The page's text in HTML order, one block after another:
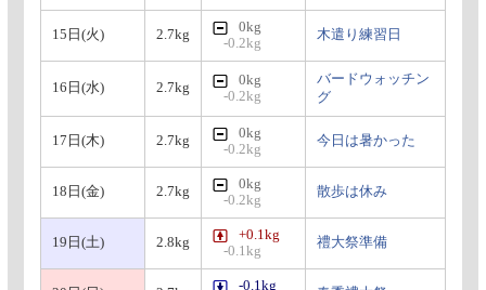
15日(火) 2.7kg
0kg
-0.2kg
木遣り練習日
16日(水) 2.7kg
0kg
-0.2kg
バードウォッチン
グ
17日(木) 2.7kg
0kg
-0.2kg
今日は暑かった
18日(金) 2.7kg
0kg
-0.2kg
散歩は休み
19日(土) 2.8kg
+0.1kg
-0.1kg
禮大祭準備
-0.1kg